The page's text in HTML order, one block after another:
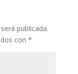
publicada.
con *